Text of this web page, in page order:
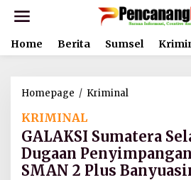
t
Home Berita Sumsel
Homepage / Kriminal
A
K
S
I
KRIMINAL
GALAKSI Sumatera
Dugaan Penyimpangan
SMAN 2 Plus